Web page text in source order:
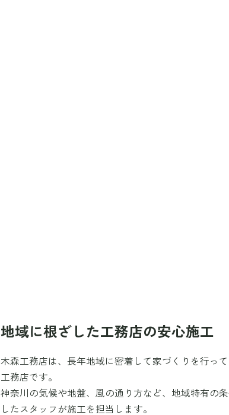
地域に根ざした工務店の安心施工
木森工務店は、長年地域に密着して家づくりを行っ
工務店です。
神奈川の気候や地盤、風の通り方など、地域特有の
したスタッフが施工を担当します。